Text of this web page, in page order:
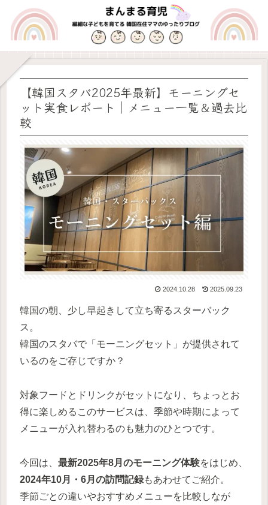
【韓国スタバ2025年最新】モーニングセ
ット実食レポート｜メニュー一覧＆過去比
較
2024.10.28 2025.09.23
韓国の朝、少し早起きして立ち寄るスターバック
ス。
韓国のスタバで「モーニングセット」が提供されて
いるのをご存じですか？
対象フードとドリンクがセットになり、ちょっとお
得に楽しめるこのサービスは、季節や時期によって
メニューが入れ替わるのも魅力のひとつです。
今回は、 最新2025年8月のモーニング体験をはじめ、
2024年10月・6月の訪問記録もあわせてご紹介。
季節ごとの違いやおすすめメニューを比較しなが